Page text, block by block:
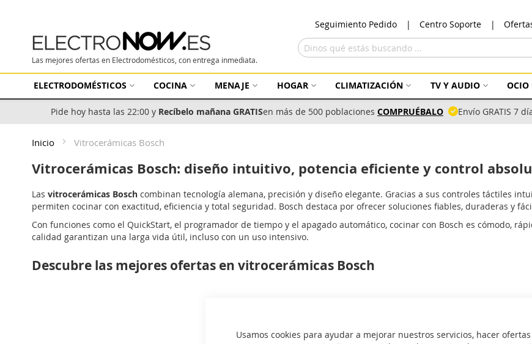
Usamos cookies para ayudar a mejorar nuestros servicios, hacer
Seguimiento Pedido Centro Soporte
Las mejores ofertas en Electrodomésticos, con entrega inmediata.
ELECTRODOMÉSTICOS COCINA MENAJE HOGAR CLIMATIZACIÓN TV Y AUDIO OCIO
Pide hoy hasta las 22:00 y Recíbelo mañana GRATISen más de 500 poblaciones COMPRUÉBALO Envío GRATIS 7
Inicio Vitrocerámicas Bosch
Vitrocerámicas Bosch: diseño intuitivo, potencia eficiente y control
Las vitrocerámicas Bosch combinan tecnología alemana, precisión y diseño elegante. Gracias a sus controles táctiles
permiten cocinar con exactitud, eficiencia y total seguridad. Bosch destaca por ofrecer soluciones fiables, duraderas y
Con funciones como el QuickStart, el programador de tiempo y el apagado automático, cocinar con Bosch es cómodo,
calidad garantizan una larga vida útil, incluso con un uso intensivo.
Descubre las mejores ofertas en vitrocerámicas Bosch